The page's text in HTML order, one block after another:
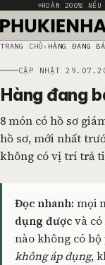
HOÀN 200% NẾU
TRANG CHỦ HÀNG ĐANG
CẬP NHẬT
Hàng đang
8 món có hồ sơ
hồ sơ, mới nhất
không có vị trí trả
Đọc nhanh: mọi
dụng đượcvà
nào không có
không áp dụng,